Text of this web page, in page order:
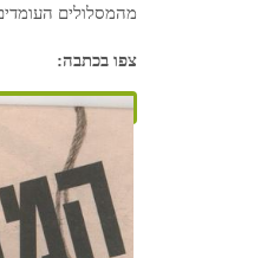
מהמסלולים
צפו בכתבה: